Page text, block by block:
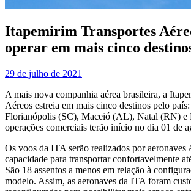
Itapemirim Transportes
operar em mais cinco
29 de julho de 2021
A mais nova companhia aérea brasileira, a
Aéreos estreia em mais cinco destinos pelo
Florianópolis (SC), Maceió (AL), Natal (RN) e
operações comerciais terão início no dia 01 de
Os voos da ITA serão realizados por
capacidade para transportar confortavelmente
São 18 assentos a menos em relação à
modelo. Assim, as aeronaves da ITA foram